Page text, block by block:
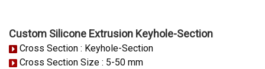
Custom Silicone Extrusion Keyhole-Section
Cross Section : Keyhole-Section
Cross Section Size : 5-50 mm